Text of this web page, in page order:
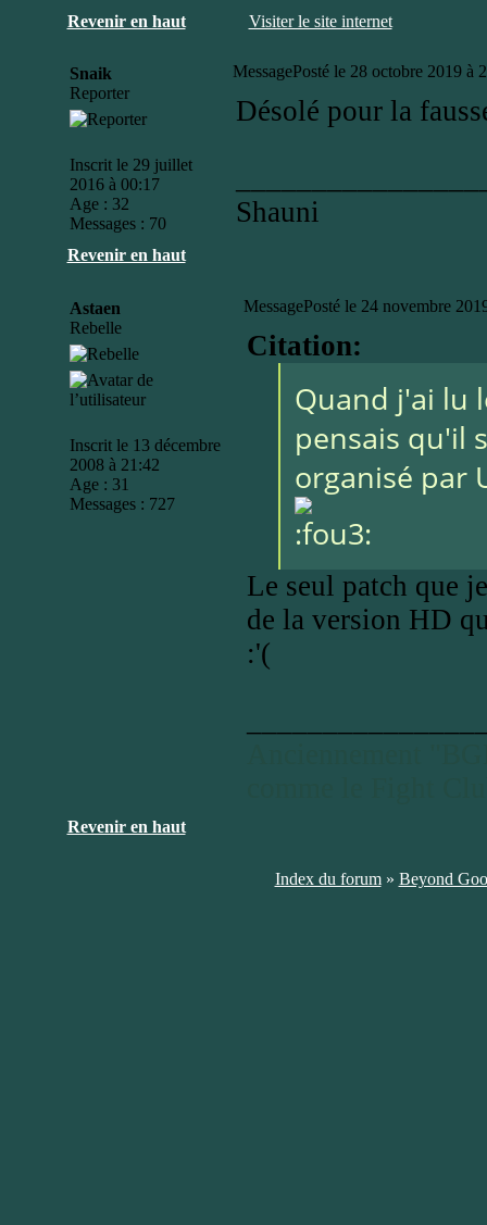
Revenir en haut Visiter le site internet
Snaik
Reporter
Inscrit le 29 juillet
2016 à 00:17
Age : 32
Messages : 70
MessagePosté le 28 octobre 2019 à
Désolé pour la
Shauni
Revenir en haut
Astaen
Rebelle
Inscrit le 13 décembre
2008 à 21:42
Age : 31
Messages : 727
MessagePosté le 24 novembre
Citation:
Quand j'ai lu
pensais qu'il
organisé par
Le seul patch que
de la version HD
:'(
Revenir en haut
Index du forum» Beyond